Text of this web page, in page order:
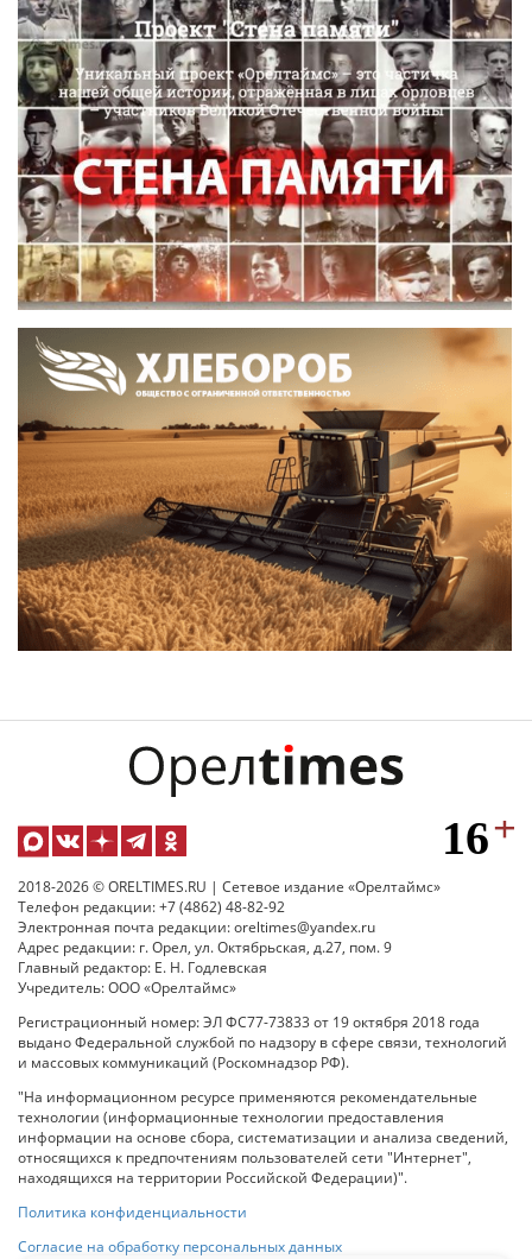
2018-2026 © ORELTIMES.RU | Сетевое издание «Орелтаймс»
Телефон редакции: +7 (4862) 48-82-92
Электронная почта редакции: oreltimes@yandex.ru
Адрес редакции: г. Орел, ул. Октябрьская, д.27, пом. 9
Главный редактор: Е. Н. Годлевская
Учредитель: ООО «Орелтаймс»
Регистрационный номер: ЭЛ ФС77-73833 от 19 октября 2018 года
выдано Федеральной службой по надзору в сфере связи, технологий
и массовых коммуникаций (Роскомнадзор РФ).
"На информационном ресурсе применяются рекомендательные
технологии (информационные технологии предоставления
информации на основе сбора, систематизации и анализа сведений,
относящихся к предпочтениям пользователей сети "Интернет",
находящихся на территории Российской Федерации)".
Политика конфиденциальности
Согласие на обработку персональных данных